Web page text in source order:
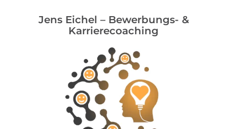
Jens Eichel – Bewerbungs- &
Karrierecoaching